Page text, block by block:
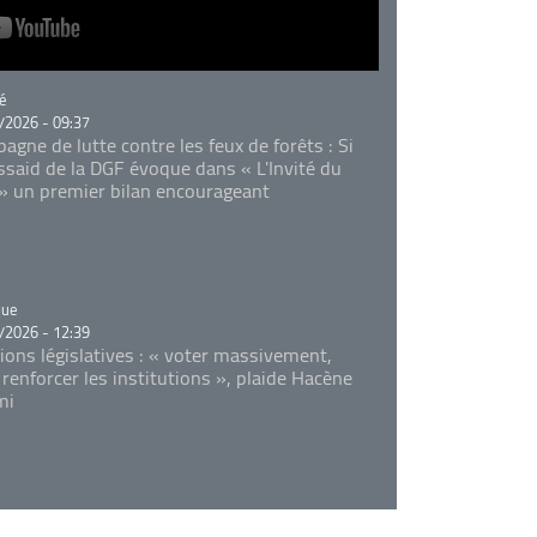
- 09:37
de lutte contre les feux de forêts : Si
de la DGF évoque dans « L'Invité du
un premier bilan encourageant
- 12:39
législatives : « voter massivement,
les institutions », plaide Hacène